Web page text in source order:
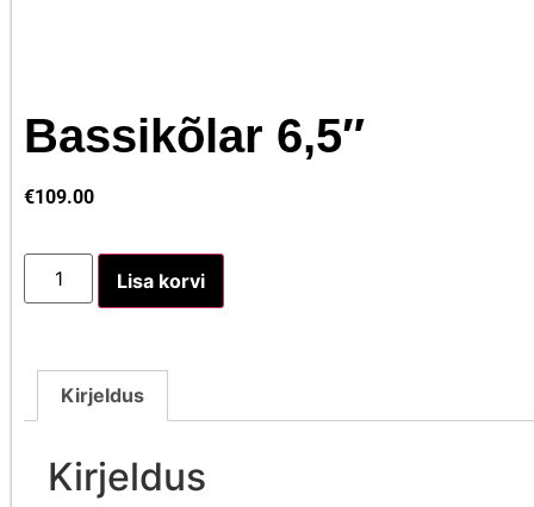
Bassikõlar 6,5″
€109.00
Lisa korvi
Kirjeldus
Kirjeldus